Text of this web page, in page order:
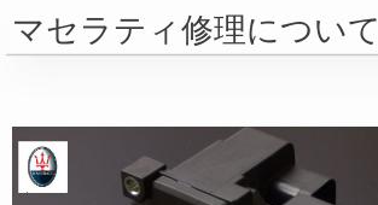
マセラティ修理について